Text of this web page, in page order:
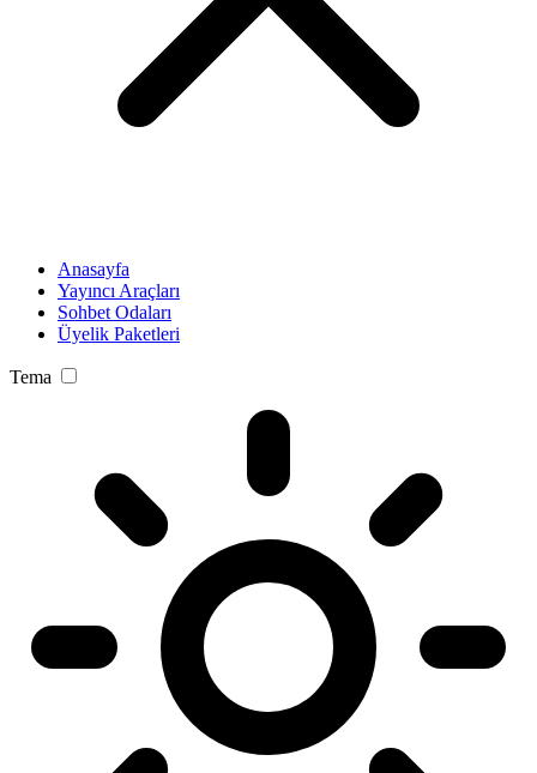
Anasayfa
Yayıncı Araçları
Sohbet Odaları
Üyelik Paketleri
Tema